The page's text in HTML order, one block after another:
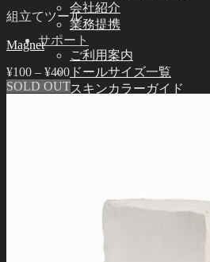
会社紹介
業務提携
サポート
ご利用案内
ドールサイズ一覧
スキンカラーガイド
日本語 ￥ JPY
한국어 ￦ WON
NEO ANGELREGION
組立てツール
Magnet
¥100 – ¥400
SOLD OUT